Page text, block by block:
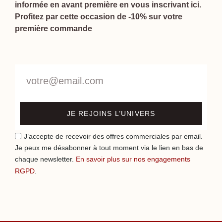
informée en avant première en vous inscrivant ici.
Profitez par cette occasion de -10% sur votre
première commande
JE REJOINS L’UNIVERS
J’accepte de recevoir des offres commerciales par email.
Je peux me désabonner à tout moment via le lien en bas de
chaque newsletter. En savoir plus sur nos engagements
RGPD